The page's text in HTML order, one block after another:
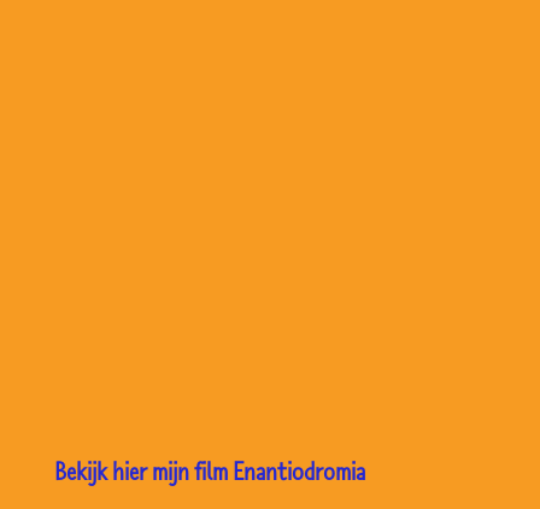
Bekijk hier mijn film Enantiodromia